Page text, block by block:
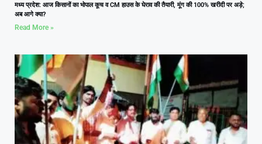
मध्य प्रदेश: आज किसानों का भोपाल कूच व CM हाउस के घेराव की तैयारी, मूंग की 100% खरीदी पर अड़े;
अब आगे क्या?
Read More »